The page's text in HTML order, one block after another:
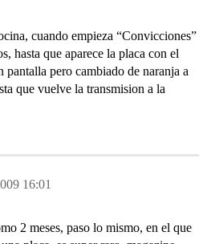
cuando empieza “Convicciones”
hasta que aparece la placa con el
pero cambiado de naranja a
que vuelve la transmision a la
16:01
2 meses, paso lo mismo, en el que